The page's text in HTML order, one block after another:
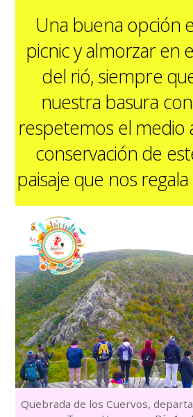
Una buena opción
picnic y almorzar en
del rió, siempre
nuestra basura
respetemos el medio
conservación de
paisaje que nos
Quebrada de los Cuervos,